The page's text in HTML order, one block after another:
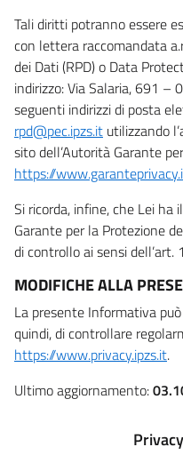
Tali diritti potranno essere
con lettera raccomandata
dei Dati (RPD) o Data
indirizzo: Via Salaria, 691 –
seguenti indirizzi di posta
rpd@pec.ipzs.it utilizzando
sito dell’Autorità Garante
https://
Si ricorda, infine, che Lei ha
Garante per la Protezione
di controllo ai sensi dell’art.
MODIFICHE ALLA
La presente Informativa
quindi, di controllare
https://www.privacy.ipzs.it.
Ultimo aggiornamento: